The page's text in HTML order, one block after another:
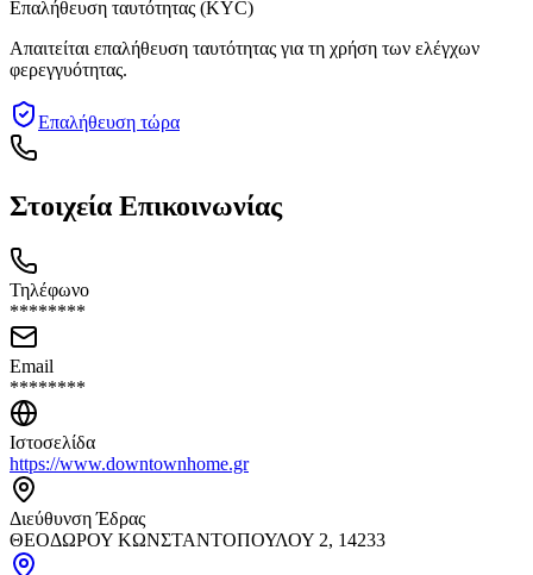
Επαλήθευση ταυτότητας (KYC)
Απαιτείται επαλήθευση ταυτότητας για τη χρήση των ελέγχων
φερεγγυότητας.
Επαλήθευση τώρα
Στοιχεία Επικοινωνίας
Τηλέφωνο
********
Email
********
Ιστοσελίδα
https://www.downtownhome.gr
Διεύθυνση Έδρας
ΘΕΟΔΩΡΟΥ ΚΩΝΣΤΑΝΤΟΠΟΥΛΟΥ 2, 14233